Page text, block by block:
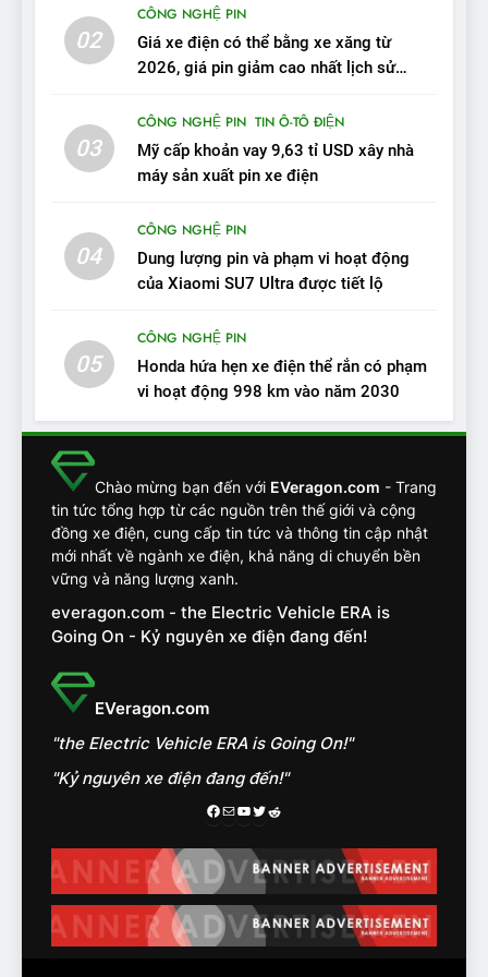
10
Sau 3 tháng nhận xe, chủ xe
VinFast VF 7 tấm tắc: “Hơn
11
Người dùng nhận xét về
tốt, lái hay nhất tầm giá 1 tỷ
đồng
ĐÁNH GIÁ XE
VinFast VF7 – Mẫu xe cá
tính, ‘tốt gỗ tốt cả nước sơn’
ĐÁNH GIÁ XE
khắc nghiệt và điểm tuyệt
đối về an toàn trên VinFast
VF8
ĐÁNH GIÁ XE
14
VinFast VF7 đang bỏ xa
nhóm SUV hạng C chạy xăng
15
Chủ xe điện kể chuyện về
‘cảnh vệ’ ADAS, ‘trợ lý’ ViVi
trên ngàn dặm đường
ROBOTAXI
16
Chọn VinFast VF8 hay Santa
Fe, Fortuner ?
02
CÔNG NGHỆ PIN
Giá xe điện có thể bằng xe xăng từ
2026, giá pin giảm cao nhất lịch sử
03
CÔNG NGHỆ PIN TIN Ô-TÔ ĐIỆN
Mỹ cấp khoản vay 9,63 tỉ USD xây nhà
máy sản xuất pin xe điện
04
CÔNG NGHỆ PIN
Dung lượng pin và phạm vi hoạt động
của Xiaomi SU7 Ultra được tiết lộ
05
CÔNG NGHỆ PIN
Honda hứa hẹn xe điện thể rắn có phạm
vi hoạt động 998 km vào năm 2030
Chào mừng bạn đến với EVeragon.com - Trang
tin tức tổng hợp từ các nguồn trên thế giới và cộng
đồng xe điện, cung cấp tin tức và thông tin cập nhật
mới nhất về ngành xe điện, khả năng di chuyển bền
vững và năng lượng xanh.
everagon.com - the Electric Vehicle ERA is
Going On - Kỷ nguyên xe điện đang đến!
EVeragon.com
"the Electric Vehicle ERA is Going On!"
"Kỷ nguyên xe điện đang đến!"
Facebook
MailYoutube
Twitter